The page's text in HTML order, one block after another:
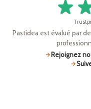
Pastidea est évalué par
Rejoignez